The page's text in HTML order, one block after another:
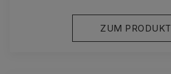
ZUM PRODUKT